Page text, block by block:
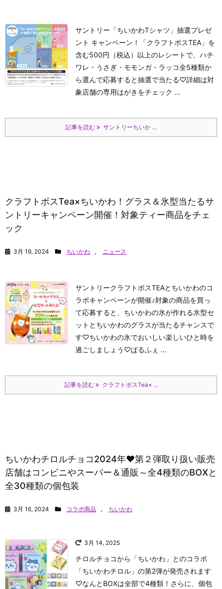
サントリー「ちいかわTシャツ」抽選プレゼ
ント キャンペーン！「クラフトボスTEA」を
含む500円（税込）以上のレシートで、ハチ
ワレ・うさぎ・モモンガ・ラッコ全5種類か
ら選んで応募すると抽選で当たる♡詳細は対
象店舗の専用はがきをチェック ...
記事を読む サントリーちいか ...
クラフトボスTea×ちいかわ！グラス＆氷型当たるサ
ントリーキャンペーン開催！対象ティー商品をチェ
ック
3月 19, 2024 ちいかわ , ニュース
サントリークラフトボスTEAとちいかわのコ
ラボキャンペーンが開催♪対象の商品を買っ
て応募すると、ちいかわの氷が作れる氷型セ
ットとちいかわのグラスが当たるチャンスで
す♡ちいかわの氷でおいしい楽しいひと時を
過ごしましょう♡ぱるふぇ ...
記事を読む クラフトボスTea× ...
ちいかわチロルチョコ2024年♥第２弾取り扱い販売
店舗はコンビニやスーパー＆通販～全4種類のBOXと
全30種類の個包装
3月 16, 2024 コラボ商品 , ちいかわ
3月 14, 2025
チロルチョコから「ちいかわ」とのコラボ
「ちいかわチロル」の第2弾が発売されます
♡なんとBOXは全部で4種類！さらに、個包